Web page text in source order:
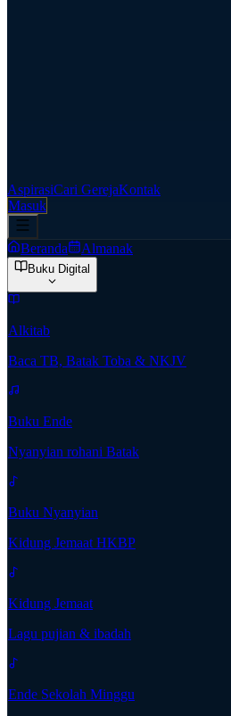
AspirasiCari GerejaKontak
Masuk
Beranda Almanak
Buku Digital
Alkitab
Baca TB, Batak Toba & NKJV
Buku Ende
Nyanyian rohani Batak
Buku Nyanyian
Kidung Jemaat HKBP
Kidung Jemaat
Lagu pujian & ibadah
Ende Sekolah Minggu